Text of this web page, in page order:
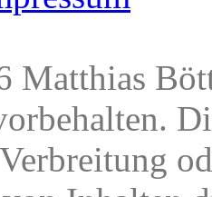
Matthias